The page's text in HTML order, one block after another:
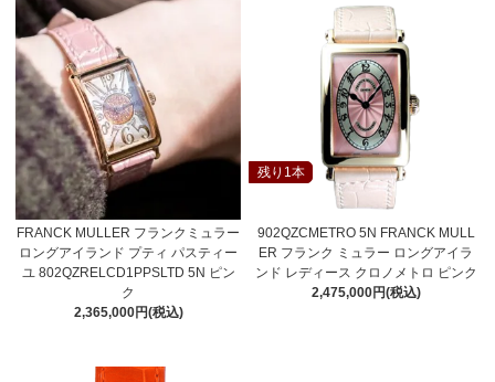
FRANCK MULLER フランクミュラー
ロングアイランド プティ パスティー
ユ 802QZRELCD1PPSLTD 5N ピン
ク
2,365,000円(税込)
残り1本
902QZCMETRO 5N FRANCK MULL
ER フランク ミュラー ロングアイラ
ンド レディース クロノメトロ ピンク
2,475,000円(税込)